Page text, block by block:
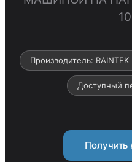
Производитель: RAINTEK
Доступный
Получить